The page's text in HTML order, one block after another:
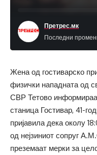
Последни
Претрес.мк
Жена од гостиварско
физички нападната од
СВР Тетово
станица Гостивар, 41-
пријавила дека околу
од нејзиниот сопруг
преземаат мерки за